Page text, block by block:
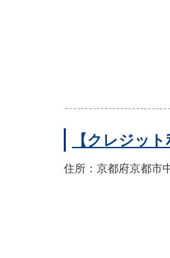
【クレジッ
住所：京都府京都市